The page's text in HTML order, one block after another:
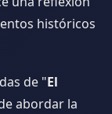
históricos
de "El
abordar la